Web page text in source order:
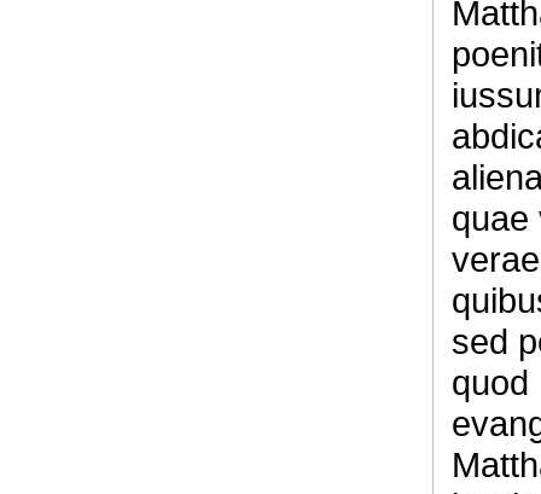
quae
sed
quod